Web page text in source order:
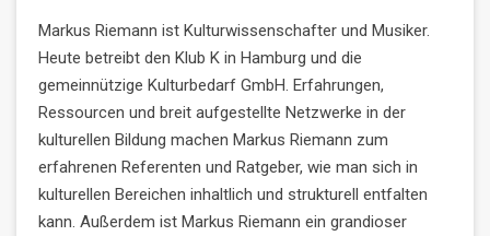
Markus Riemann ist Kulturwissenschafter und Musiker.
Heute betreibt den Klub K in Hamburg und die
gemeinnützige Kulturbedarf GmbH. Erfahrungen,
Ressourcen und breit aufgestellte Netzwerke in der
kulturellen Bildung machen Markus Riemann zum
erfahrenen Referenten und Ratgeber, wie man sich in
kulturellen Bereichen inhaltlich und strukturell entfalten
kann. Außerdem ist Markus Riemann ein grandioser